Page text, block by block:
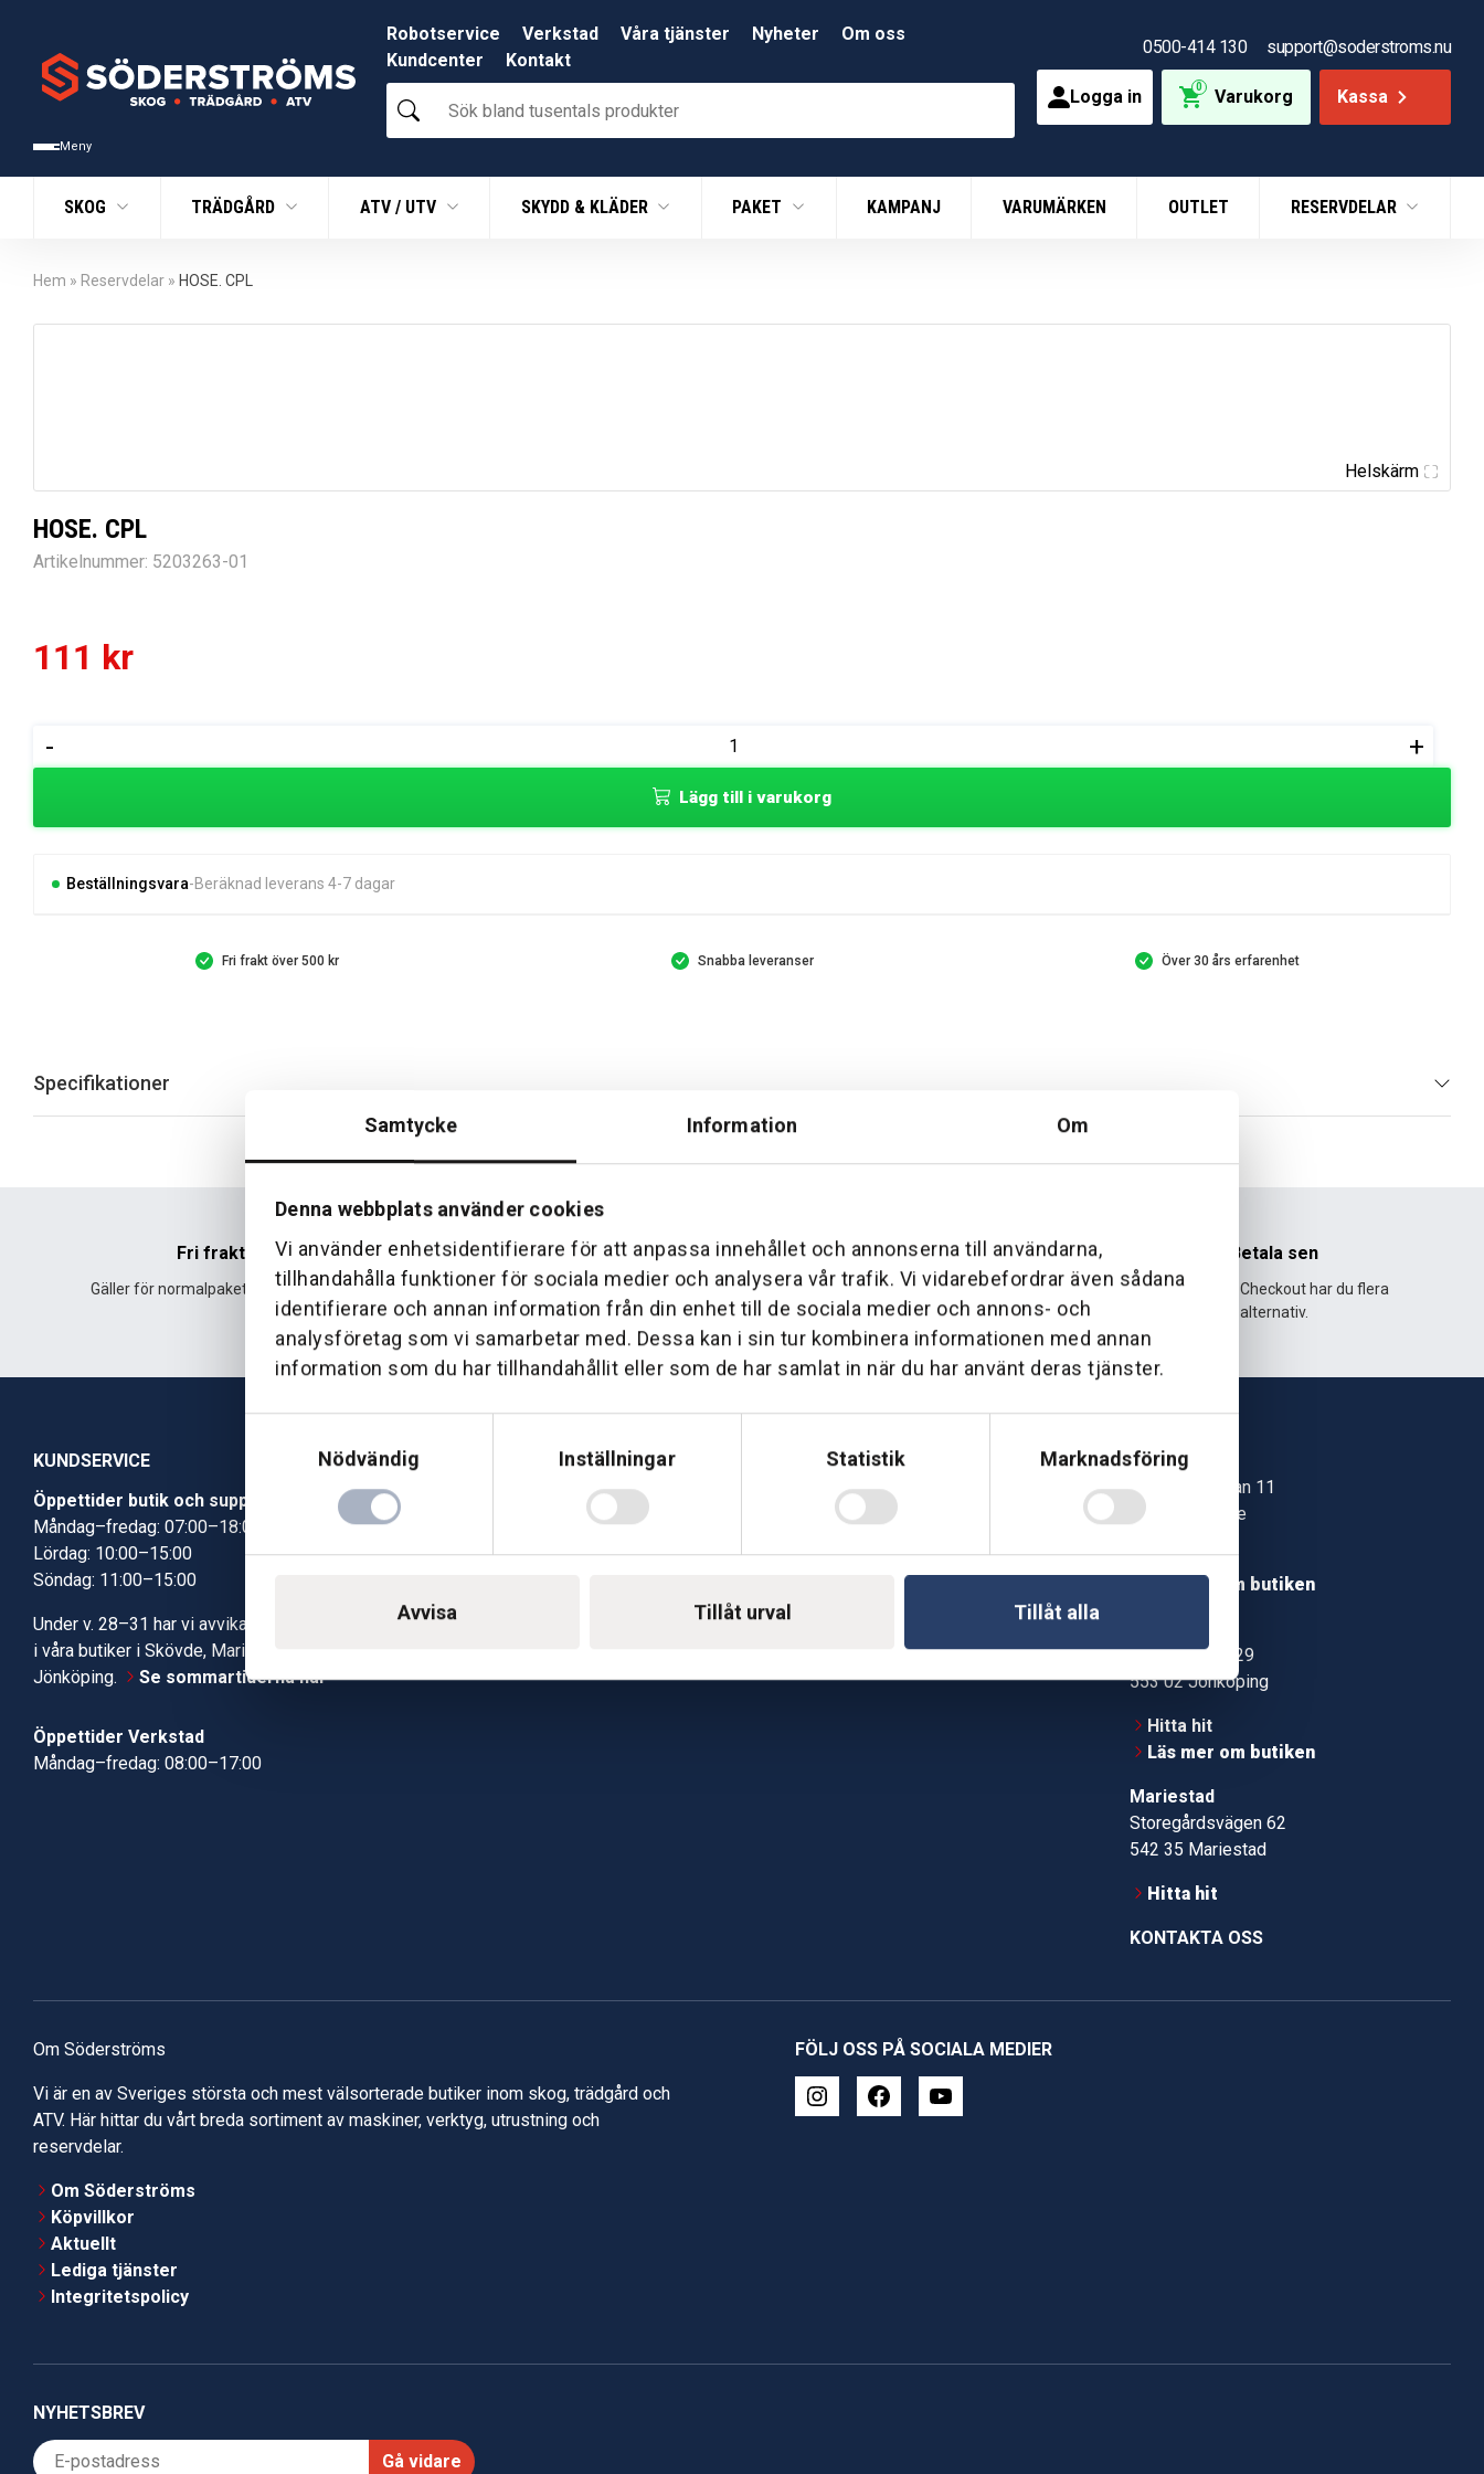
Samtycke Information Om
Denna webbplats använder cookies
Vi använder enhetsidentifierare för att anpassa innehållet och annonserna till användarna,
tillhandahålla funktioner för sociala medier och analysera vår trafik. Vi vidarebefordrar även sådana
identifierare och annan information från din enhet till de sociala medier och annons- och
analysföretag som vi samarbetar med. Dessa kan i sin tur kombinera informationen med annan
information som du har tillhandahållit eller som de har samlat in när du har använt deras tjänster.
Nödvändig
Inställningar Statistik Marknadsföring
Avvisa Tillåt urval Tillåt alla
Meny
Robotservice Verkstad Våra tjänster Nyheter
Om oss
Kundcenter
Kontakt
Sök
bland
produkter
0500-414 130 support@soderstroms.nu
Logga in 0 Varukorg Kassa
SKOG TRÄDGÅRD ATV / UTV SKYDD & KLÄDER PAKET KAMPANJ VARUMÄRKEN OUTLET RESERVDELAR
Hem » Reservdelar » HOSE. CPL
Helskärm
HOSE. CPL
Artikelnummer: 5203263-01
111 kr
-
CPL
+
Lägg till i varukorg
Beställningsvara Beräknad leverans 4-7 dagar
Fri frakt över 500 kr Snabba leveranser Över 30 års erfarenhet
Specifikationer
Fri frakt
Gäller för normalpaket över 500 kr.
Hemleverans
Leverans fram till din dörr. Oavsett storlek.
Över 30 års erfarenhet
Företaget startade 1 januari 1995 och har
sedan dess haft en god tillväxt.
Betala sen
Med Klarna Checkout har du flera
alternativ.
KUNDSERVICE
Öppettider butik och support
Måndag–fredag: 07:00–18:00
Lördag: 10:00–15:00
Söndag: 11:00–15:00
Under v. 28–31 har vi avvikande öppettider
i våra butiker i Skövde, Mariestad och
Jönköping.
Se sommartiderna här
Öppettider Verkstad
Måndag–fredag: 08:00–17:00
Butik Skövde
Butik Jönköping
Kundcenter
Boka tid i verkstad
Telefon: 0500-414 130
Gå till vår företagssupport
Skövde
Jonstorpsgatan 11
549 37 Skövde
Hitta hit
Läs mer om butiken
Kämpevägen 29
553 02 Jönköping
Hitta hit
Läs mer om butiken
Mariestad
Storegårdsvägen 62
542 35 Mariestad
Hitta hit
KONTAKTA OSS
Om Söderströms
Vi är en av Sveriges största och mest välsorterade butiker inom skog, trädgård och
ATV. Här hittar du vårt breda sortiment av maskiner, verktyg, utrustning och
reservdelar.
Om Söderströms
Köpvillkor
Aktuellt
Lediga tjänster
Integritetspolicy
FÖLJ OSS PÅ SOCIALA MEDIER
NYHETSBREV
Gå vidare